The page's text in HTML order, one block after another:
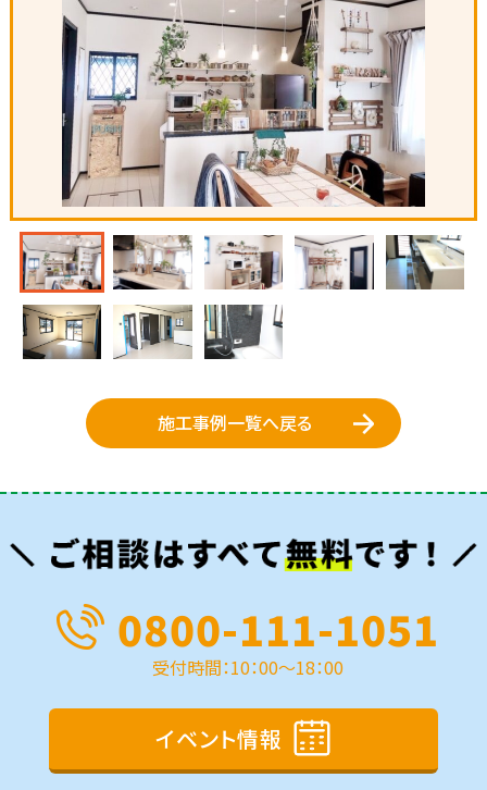
施工事例一覧へ戻る
0800-111-1051
受付時間：10：00～18：00
イベント情報